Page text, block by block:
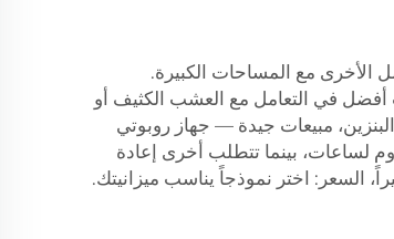
الأخرى مع المساحات الكبيرة.
في التعامل مع العشب الكثيف أو
مبيعات جيدة — جهاز روبوتي
لساعات، بينما تتطلب أخرى إعادة
السعر: اختر نموذجاً يناسب ميزانيتك.